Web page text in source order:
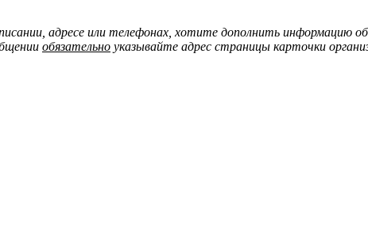
адресе или телефонах, хотите дополнить информацию
обязательно указывайте адрес страницы карточки